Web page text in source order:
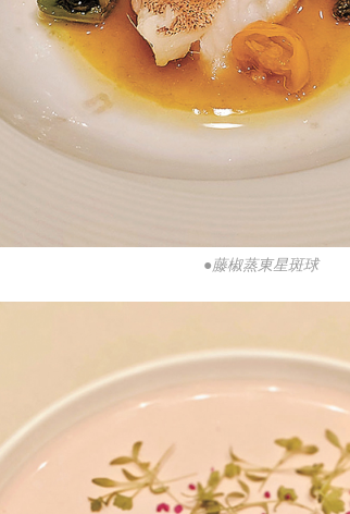
●藤椒蒸東星斑球